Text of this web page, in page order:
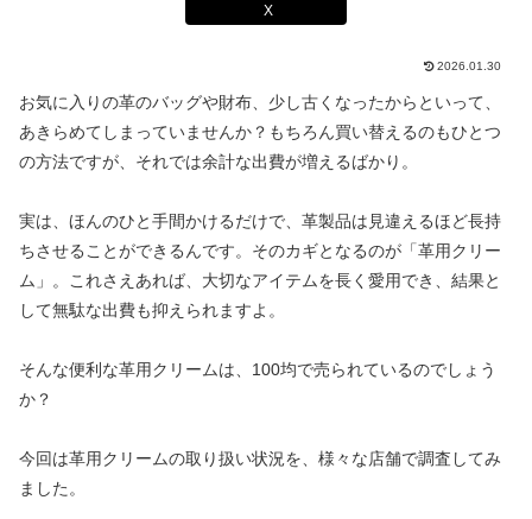
X
2026.01.30
お気に入りの革のバッグや財布、少し古くなったからといって、
あきらめてしまっていませんか？もちろん買い替えるのもひとつ
の方法ですが、それでは余計な出費が増えるばかり。
実は、ほんのひと手間かけるだけで、革製品は見違えるほど長持
ちさせることができるんです。そのカギとなるのが「革用クリー
ム」。これさえあれば、大切なアイテムを長く愛用でき、結果と
して無駄な出費も抑えられますよ。
そんな便利な革用クリームは、100均で売られているのでしょう
か？
今回は革用クリームの取り扱い状況を、様々な店舗で調査してみ
ました。